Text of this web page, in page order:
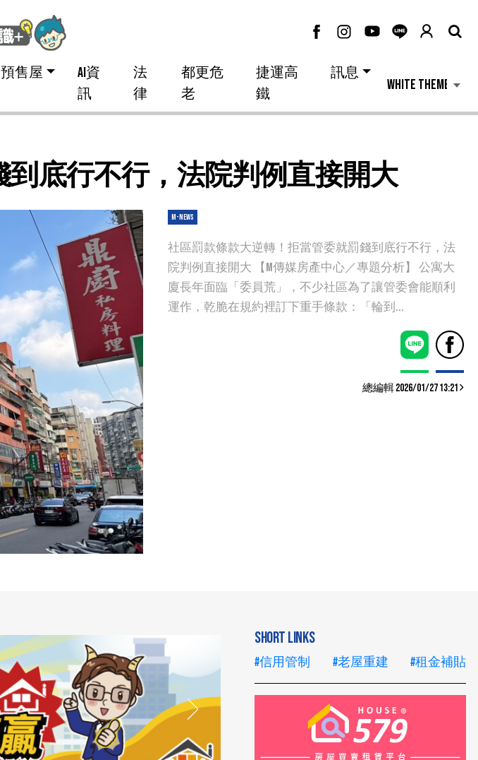
預售屋
AI資
訊
法
律
都更危
老
捷運高
鐵
訊息
底行不行，法院判例直接開大
M-news
社區罰款條款大逆轉！拒當管委就罰錢到底行不行，法
院判例直接開大 【M傳媒房產中心／專題分析】 公寓大
廈長年面臨「委員荒」，不少社區為了讓管委會能順利
運作，乾脆在規約裡訂下重手條款：「輪到...
總編輯 2026/01/27 13:21
SHORT LINKS
#信用管制 #老屋重建 #租金補貼